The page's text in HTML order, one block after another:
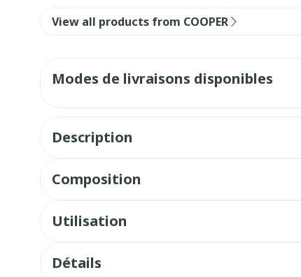
View all products from COOPER
Modes de livraisons disponibles
Description
Composition
Utilisation
Détails